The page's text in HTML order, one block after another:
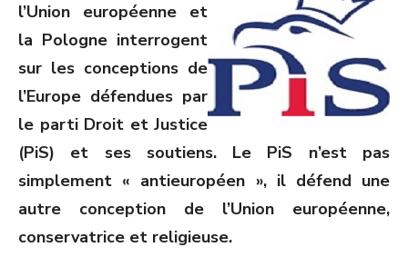
l’Union européenne et
la Pologne interrogent
sur les conceptions de
l’Europe défendues par
le parti Droit et Justice
(PiS) et sessoutiens. Le PiS n’est pas
simplement « antieuropéen », il défend une
autre conception de l’Union européenne,
conservatrice et religieuse.